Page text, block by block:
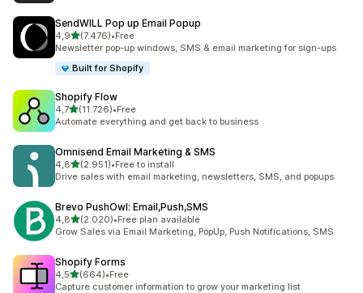
SendWILL Pop up Email Popup
4,95 yıldız üzerinden
(7.476)
toplam 7476 değerlendirme
•Free
Newsletter pop-up windows, SMS & email marketing for sign-ups
Built for Shopify
Shopify Flow
4,75 yıldız üzerinden
(11.726)
toplam 11726 değerlendirme
•Free
Automate everything and get back to business
Omnisend Email Marketing & SMS
4,85 yıldız üzerinden
(2.951)
toplam 2951 değerlendirme
•Free to install
Drive sales with email marketing, newsletters, SMS, and popups
Brevo PushOwl: Email,Push,SMS
4,85 yıldız üzerinden
(2.020)
toplam 2020 değerlendirme
•Free plan available
Grow Sales via Email Marketing, PopUp, Push Notifications, SMS
Shopify Forms
4,55 yıldız üzerinden
(664)
toplam 664 değerlendirme
•Free
Capture customer information to grow your marketing list